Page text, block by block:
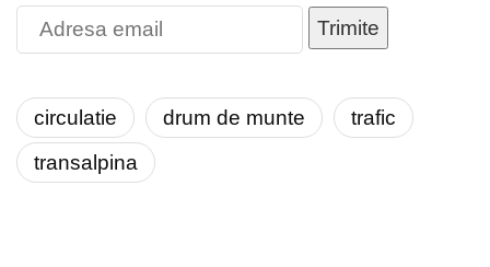
Trimite
circulatie drum de munte
trafic
transalpina